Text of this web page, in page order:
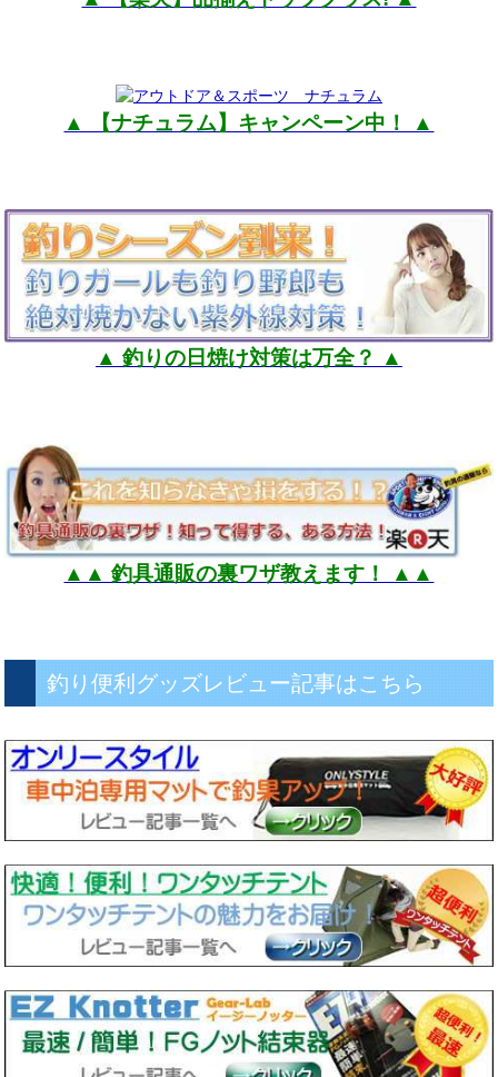
▲ 【ナチュラム】キャンペーン中！ ▲
▲ 釣りの日焼け対策は万全？ ▲
▲▲ 釣具通販の裏ワザ教えます！ ▲▲
釣り便利グッズレビュー記事はこちら